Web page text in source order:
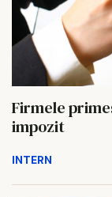
Firmele
impozit
INTERN